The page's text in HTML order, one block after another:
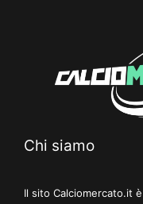
Chi siamo
Il sito Calciomercato.it